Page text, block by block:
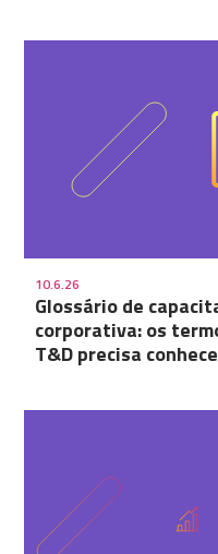
10.6.26
Glossário de
corporativa: os
T&D precisa